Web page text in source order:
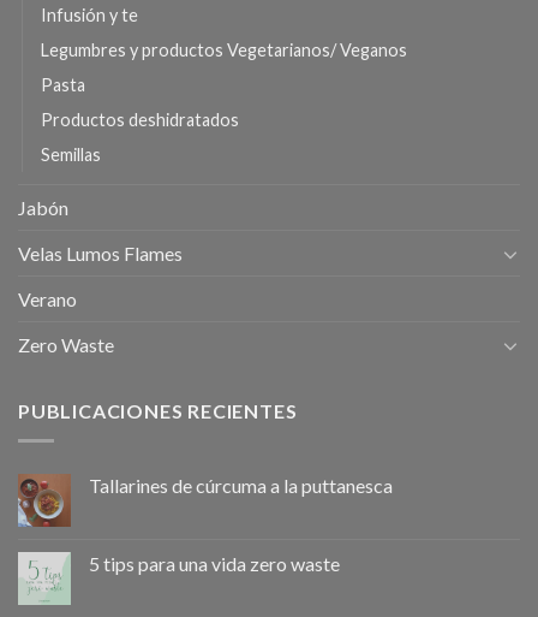
Infusión y te
Legumbres y productos Vegetarianos/ Veganos
Pasta
Productos deshidratados
Semillas
Jabón
Velas Lumos Flames
Verano
Zero Waste
PUBLICACIONES RECIENTES
Tallarines de cúrcuma a la puttanesca
5 tips para una vida zero waste